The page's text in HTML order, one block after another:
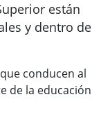
están
y dentro de
conducen al
de la educación